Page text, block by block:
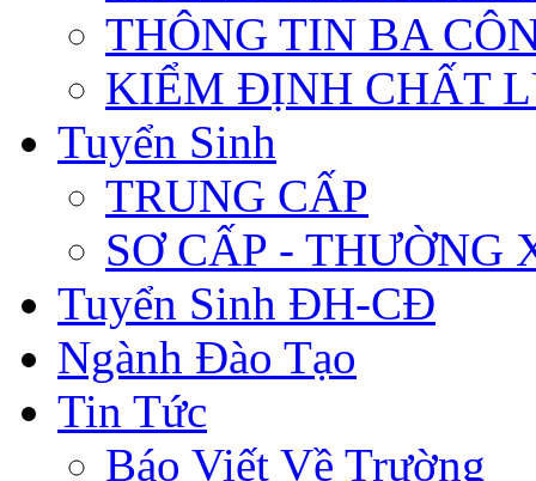
THÔNG TIN BA
KIỂM ĐỊNH CHẤT
Tuyển Sinh
TRUNG CẤP
SƠ CẤP - THƯỜNG
Tuyển Sinh ĐH-CĐ
Ngành Đào Tạo
Tin Tức
Báo Viết Về Trường